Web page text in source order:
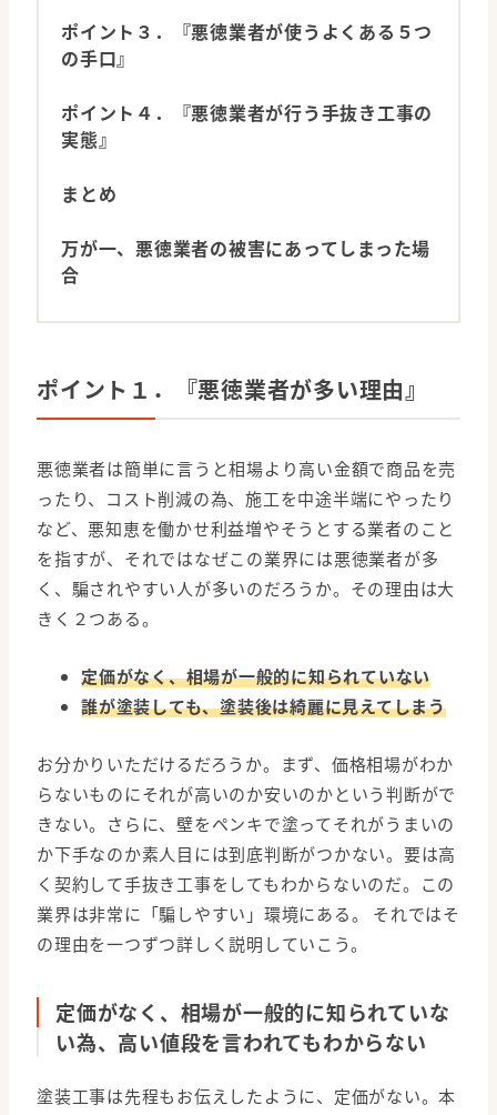
ポイント３．『悪徳業者が使うよくある５つ
の手口』
ポイント４．『悪徳業者が行う手抜き工事の
実態』
まとめ
万が一、悪徳業者の被害にあってしまった場
合
ポイント１．『悪徳業者が多い理由』
悪徳業者は簡単に言うと相場より高い金額で商品を売
ったり、コスト削減の為、施工を中途半端にやったり
など、悪知恵を働かせ利益増やそうとする業者のこと
を指すが、それではなぜこの業界には悪徳業者が多
く、騙されやすい人が多いのだろうか。その理由は大
きく２つある。
定価がなく、相場が一般的に知られていない
誰が塗装しても、塗装後は綺麗に見えてしまう
お分かりいただけるだろうか。まず、価格相場がわか
らないものにそれが高いのか安いのかという判断がで
きない。さらに、壁をペンキで塗ってそれがうまいの
か下手なのか素人目には到底判断がつかない。要は高
く契約して手抜き工事をしてもわからないのだ。この
業界は非常に「騙しやすい」環境にある。 それではそ
の理由を一つずつ詳しく説明していこう。
定価がなく、相場が一般的に知られていな
い為、高い値段を言われてもわからない
塗装工事は先程もお伝えしたように、定価がない。本